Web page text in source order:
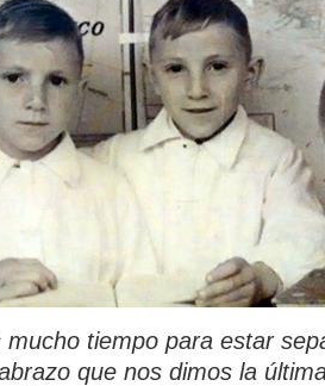
mucho tiempo para estar
que nos dimos la